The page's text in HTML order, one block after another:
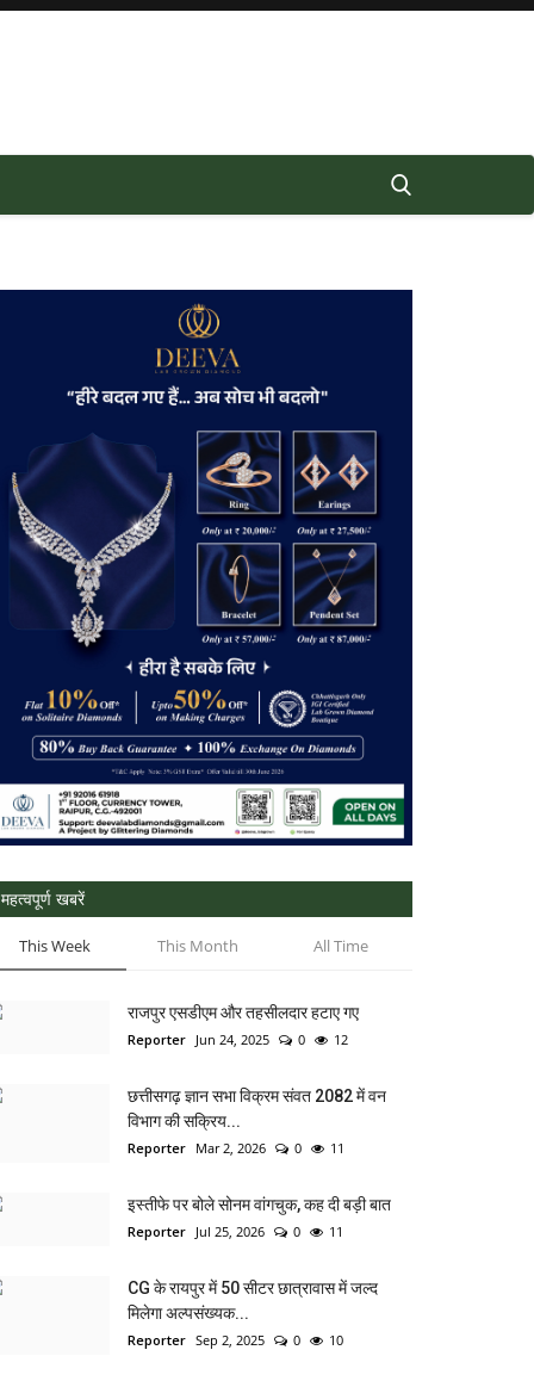
महत्वपूर्ण खबरें
This Week This Month All Time
राजपुर एसडीएम और तहसीलदार हटाए गए
Reporter Jun 24, 2025 0 12
छत्तीसगढ़ ज्ञान सभा विक्रम संवत 2082 में वन
विभाग की सक्रिय...
Reporter Mar 2, 2026 0 11
इस्तीफे पर बोले सोनम वांगचुक, कह दी बड़ी बात
Reporter Jul 25, 2026 0 11
CG के रायपुर में 50 सीटर छात्रावास में जल्द
मिलेगा अल्पसंख्यक...
Reporter Sep 2, 2025 0 10